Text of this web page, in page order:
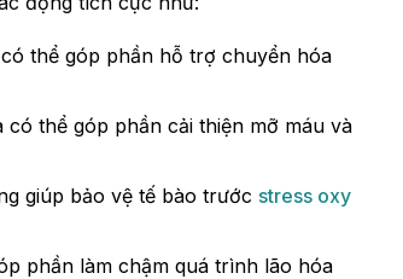
thể góp phần hỗ trợ chuyển hóa
thể góp phần cải thiện mỡ máu và
giúp bảo vệ tế bào trước stress oxy
phần làm chậm quá trình lão hóa